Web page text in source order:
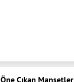
Öne Çıkan Manşetler